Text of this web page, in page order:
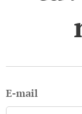
E-mail